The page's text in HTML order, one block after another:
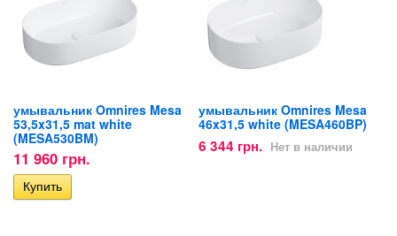
умывальник Omnires Mesa
53,5x31,5 mat white
(MESA530BM)
11 960 грн.
умывальник Omnires Mesa
46x31,5 white (MESA460BP)
6 344 грн. Нет в наличии